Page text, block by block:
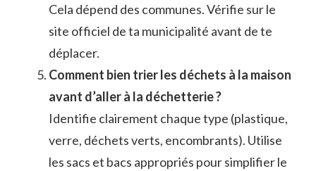
Cela dépend des communes. Vérifie sur le
site officiel de ta municipalité avant de te
déplacer.
Comment bien trier les déchets à la maison
avant d’aller à la déchetterie ?
Identifie clairement chaque type (plastique,
verre, déchets verts, encombrants). Utilise
les sacs et bacs appropriés pour simplifier le